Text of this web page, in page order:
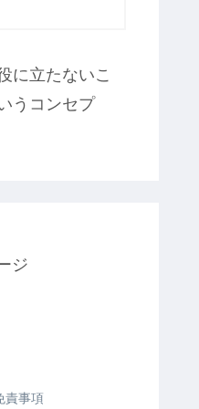
に立たないこ
うコンセプ
ジ
責事項